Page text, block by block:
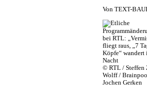
Von TEXT-
© RTL / Steffen
Wolff /
Jochen Gerken